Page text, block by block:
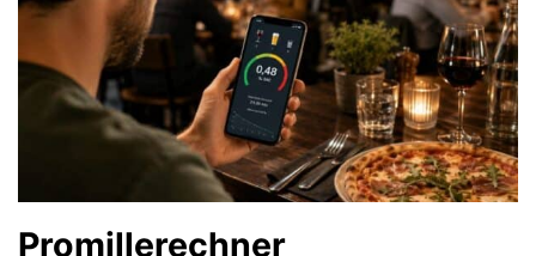
Promillerechner